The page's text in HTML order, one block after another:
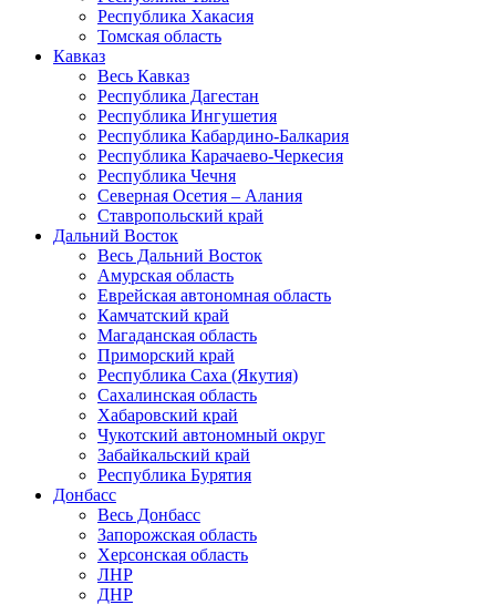
Республика Хакасия
Томская область
Кавказ
Весь Кавказ
Республика Дагестан
Республика Ингушетия
Республика Кабардино-Балкария
Республика Карачаево-Черкесия
Республика Чечня
Северная Осетия – Алания
Ставропольский край
Дальний Восток
Весь Дальний Восток
Амурская область
Еврейская автономная область
Камчатский край
Магаданская область
Приморский край
Республика Саха (Якутия)
Сахалинская область
Хабаровский край
Чукотский автономный округ
Забайкальский край
Республика Бурятия
Донбасс
Весь Донбасс
Запорожская область
Херсонская область
ЛНР
ДНР